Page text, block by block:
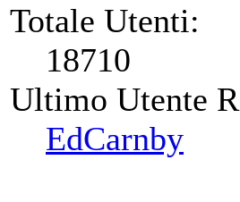
Totale Utenti:
18710
Ultimo Utente
EdCarnby